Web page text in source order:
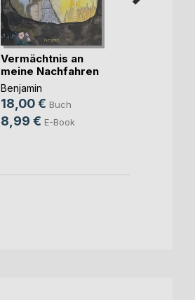
Vermächtnis an
meine Nachfahren
Benjamin
18,00 € Buch
8,99 € E-Book